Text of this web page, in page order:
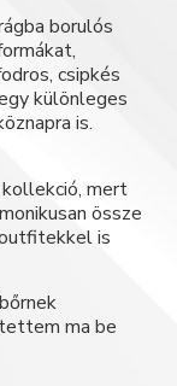
borulós
csipkés
különleges
is.
mert
össze
is
ma be